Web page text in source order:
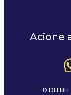
Acione
© DLI BH